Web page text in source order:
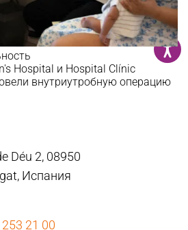
Hospital и Hospital Clínic
внутриутробную операцию
Déu 2, 08950
Испания
21 00